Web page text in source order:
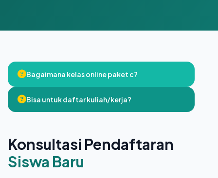
Bagaimana kelas online paket c?
Bisa untuk daftar kuliah/kerja?
Konsultasi Pendaftaran
Siswa Baru